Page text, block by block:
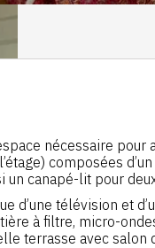
nécessaire
composées
un canapé-lit pour
d’une télévision et
à filtre, micro-
terrasse avec